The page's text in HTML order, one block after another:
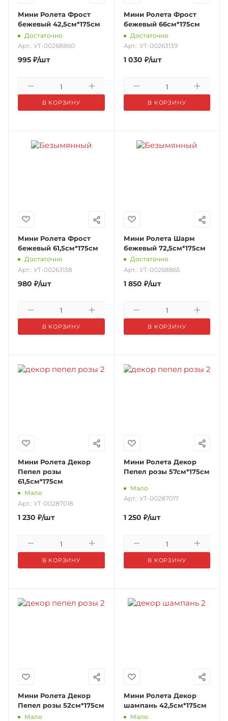
Мини Ролета Фрост
бежевый 42,5см*175см
Достаточно
Арт.: УТ-00268860
995 ₽/шт
В КОРЗИНУ
Мини Ролета Фрост
бежевый 66см*175см
Достаточно
Арт.: УТ-00263139
1 030 ₽/шт
В КОРЗИНУ
Мини Ролета Фрост
бежевый 61,5см*175см
Достаточно
Арт.: УТ-00263138
980 ₽/шт
В КОРЗИНУ
Мини Ролета Шарм
бежевый 72,5см*175см
Достаточно
Арт.: УТ-00268865
1 850 ₽/шт
В КОРЗИНУ
Мини Ролета Декор
Пепел розы
61,5см*175см
Мало
Арт.: УТ-00287018
1 230 ₽/шт
В КОРЗИНУ
Мини Ролета Декор
Пепел розы 57см*175см
Мало
Арт.: УТ-00287017
1 250 ₽/шт
В КОРЗИНУ
Мини Ролета Декор
Пепел розы 52см*175см
Мало
Мини Ролета Декор
шампань 42,5см*175см
Мало